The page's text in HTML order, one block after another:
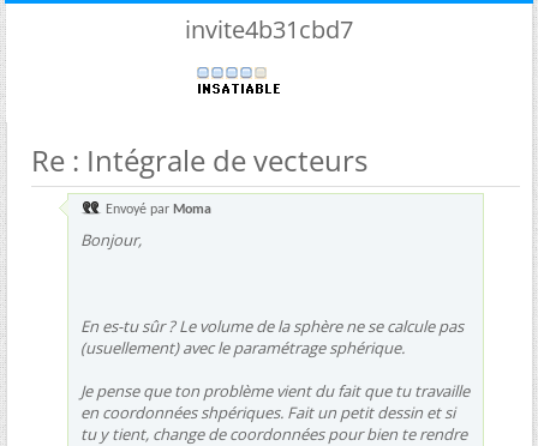
invite4b31cbd7
Re : Intégrale de vecteurs
Envoyé par Moma
Bonjour,
En es-tu sûr ? Le volume de la sphère ne se calcule pas
(usuellement) avec le paramétrage sphérique.
Je pense que ton problème vient du fait que tu travaille
en coordonnées shpériques. Fait un petit dessin et si
tu y tient, change de coordonnées pour bien te rendre